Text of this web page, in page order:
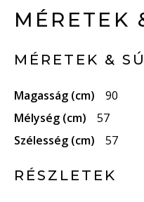
MÉRETEK
MÉRETEK &
Magasság (cm)
90
Mélység (cm)
57
Szélesség (cm)
57
RÉSZLETEK